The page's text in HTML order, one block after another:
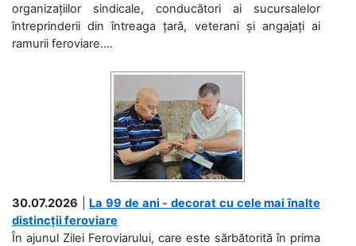
organizațiilor sindicale, conducători ai sucursalelor
întreprinderii din întreaga țară, veterani și angajați ai
ramurii feroviare....
30.07.2026
La 99 de ani - decorat cu cele mai înalte
distincții feroviare
În ajunul Zilei Feroviarului, care este sărbătorită în prima